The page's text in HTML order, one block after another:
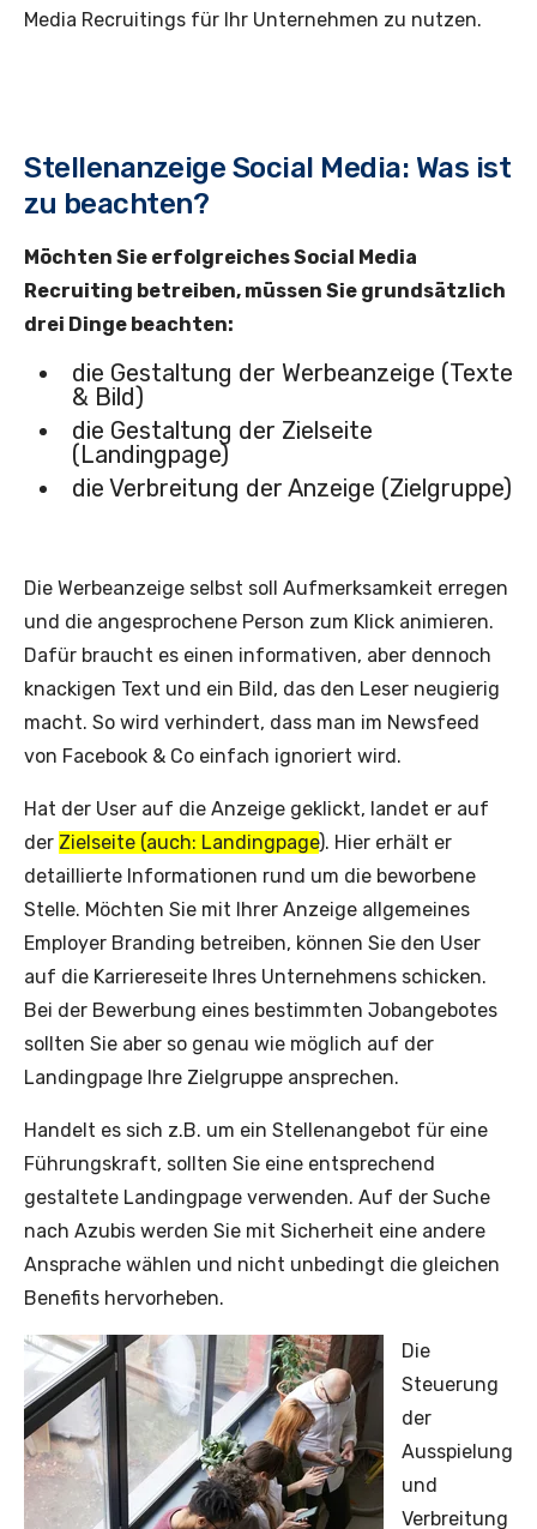
Media Recruitings für Ihr Unternehmen zu nutzen.
Stellenanzeige Social Media: Was ist
zu beachten?
Möchten Sie erfolgreiches Social Media
Recruiting betreiben, müssen Sie grundsätzlich
drei Dinge beachten:
die Gestaltung der Werbeanzeige (Texte
& Bild)
die Gestaltung der Zielseite
(Landingpage)
die Verbreitung der Anzeige (Zielgruppe)
Die Werbeanzeige selbst soll Aufmerksamkeit erregen
und die angesprochene Person zum Klick animieren.
Dafür braucht es einen informativen, aber dennoch
knackigen Text und ein Bild, das den Leser neugierig
macht. So wird verhindert, dass man im Newsfeed
von Facebook & Co einfach ignoriert wird.
Hat der User auf die Anzeige geklickt, landet er auf
der Zielseite (auch: Landingpage). Hier erhält er
detaillierte Informationen rund um die beworbene
Stelle. Möchten Sie mit Ihrer Anzeige allgemeines
Employer Branding betreiben, können Sie den User
auf die Karriereseite Ihres Unternehmens schicken.
Bei der Bewerbung eines bestimmten Jobangebotes
sollten Sie aber so genau wie möglich auf der
Landingpage Ihre Zielgruppe ansprechen.
Handelt es sich z.B. um ein Stellenangebot für eine
Führungskraft, sollten Sie eine entsprechend
gestaltete Landingpage verwenden. Auf der Suche
nach Azubis werden Sie mit Sicherheit eine andere
Ansprache wählen und nicht unbedingt die gleichen
Benefits hervorheben.
Die
Steuerung
der
Ausspielung
und
Verbreitung